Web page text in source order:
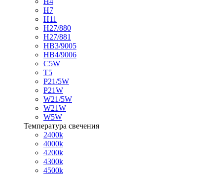
H7
H11
H27/880
H27/881
HB3/9005
HB4/9006
C5W
T5
P21/5W
P21W
W21/5W
W21W
W5W
Температура свечения
2400k
4000k
4200k
4300k
4500k